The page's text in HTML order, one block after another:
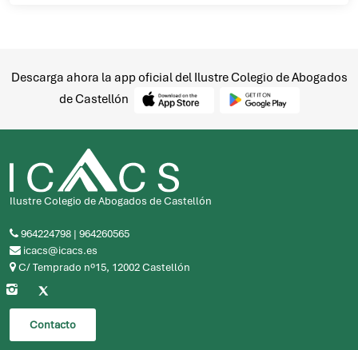
Descarga ahora la app oficial del Ilustre Colegio de Abogados
de Castellón
Ilustre Colegio de Abogados de Castellón
964224798 | 964260565
icacs@icacs.es
C/ Temprado nº15, 12002 Castellón
Contacto